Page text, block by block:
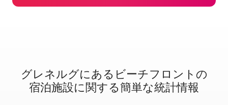
グレネルグに⁠あ⁠るビ⁠ー⁠チ⁠フ⁠ロ⁠ン⁠ト⁠の
宿⁠泊⁠施⁠設⁠に関⁠す⁠る簡⁠単⁠な統⁠計⁠情⁠報